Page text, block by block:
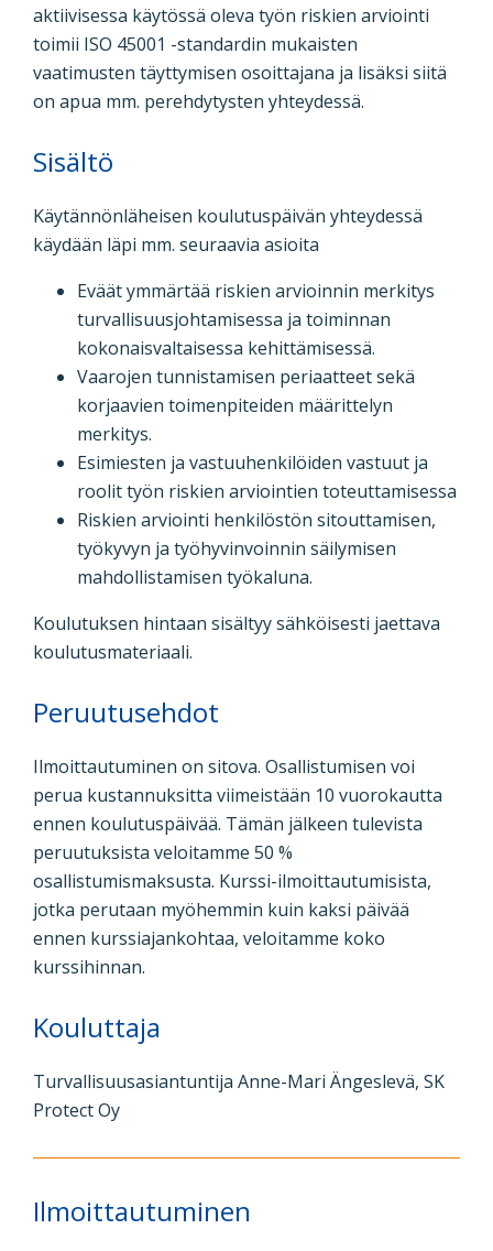
aktiivisessa käytössä oleva työn riskien arviointi
toimii ISO 45001 -standardin mukaisten
vaatimusten täyttymisen osoittajana ja lisäksi siitä
on apua mm. perehdytysten yhteydessä.
Sisältö
Käytännönläheisen koulutuspäivän yhteydessä
käydään läpi mm. seuraavia asioita
Eväät ymmärtää riskien arvioinnin merkitys
turvallisuusjohtamisessa ja toiminnan
kokonaisvaltaisessa kehittämisessä.
Vaarojen tunnistamisen periaatteet sekä
korjaavien toimenpiteiden määrittelyn
merkitys.
Esimiesten ja vastuuhenkilöiden vastuut ja
roolit työn riskien arviointien toteuttamisessa
Riskien arviointi henkilöstön sitouttamisen,
työkyvyn ja työhyvinvoinnin säilymisen
mahdollistamisen työkaluna.
Koulutuksen hintaan sisältyy sähköisesti jaettava
koulutusmateriaali.
Peruutusehdot
Ilmoittautuminen on sitova. Osallistumisen voi
perua kustannuksitta viimeistään 10 vuorokautta
ennen koulutuspäivää. Tämän jälkeen tulevista
peruutuksista veloitamme 50 %
osallistumismaksusta. Kurssi-ilmoittautumisista,
jotka perutaan myöhemmin kuin kaksi päivää
ennen kurssiajankohtaa, veloitamme koko
kurssihinnan.
Kouluttaja
Turvallisuusasiantuntija Anne-Mari Ängeslevä, SK
Protect Oy
Ilmoittautuminen